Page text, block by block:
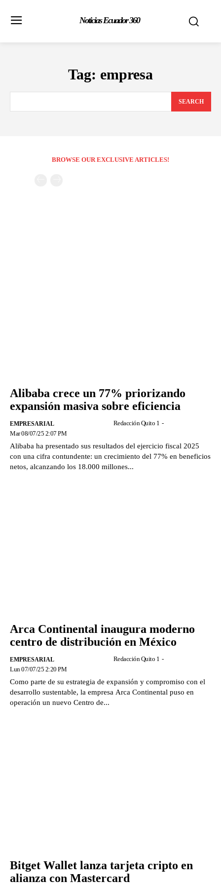
Noticias Ecuador 360
Tag: empresa
SEARCH
BROWSE OUR EXCLUSIVE ARTICLES!
Alibaba crece un 77% priorizando
expansión masiva sobre eficiencia
EMPRESARIAL Redacción Quito 1 -
Mar 08/07/25 2:07 PM
Alibaba ha presentado sus resultados del ejercicio fiscal 2025
con una cifra contundente: un crecimiento del 77% en beneficios
netos, alcanzando los 18.000 millones...
Arca Continental inaugura moderno
centro de distribución en México
EMPRESARIAL Redacción Quito 1 -
Lun 07/07/25 2:20 PM
Como parte de su estrategia de expansión y compromiso con el
desarrollo sustentable, la empresa Arca Continental puso en
operación un nuevo Centro de...
Bitget Wallet lanza tarjeta cripto en
alianza con Mastercard